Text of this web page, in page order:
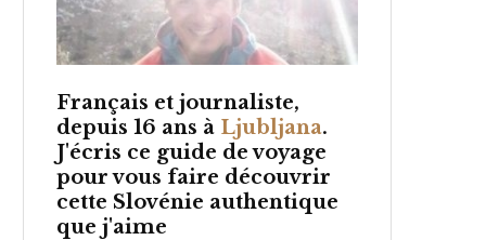
Français et journaliste,
depuis 16 ans à Ljubljana.
J'écris ce guide de voyage
pour vous faire découvrir
cette Slovénie authentique
que j'aime